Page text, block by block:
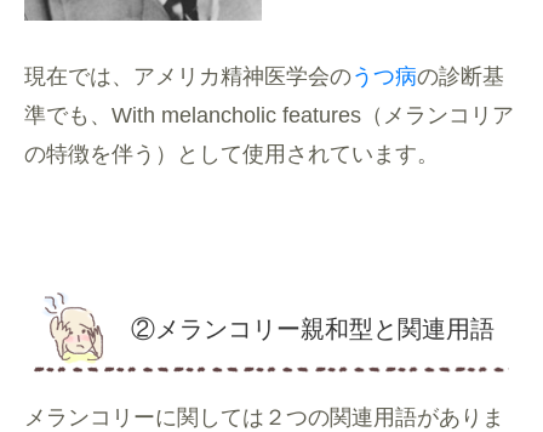
現在では、アメリカ精神医学会のうつ病の診断基
準でも、With melancholic features（メランコリア
の特徴を伴う）として使用されています。
②メランコリー親和型と関連用語
メランコリーに関しては２つの関連用語がありま